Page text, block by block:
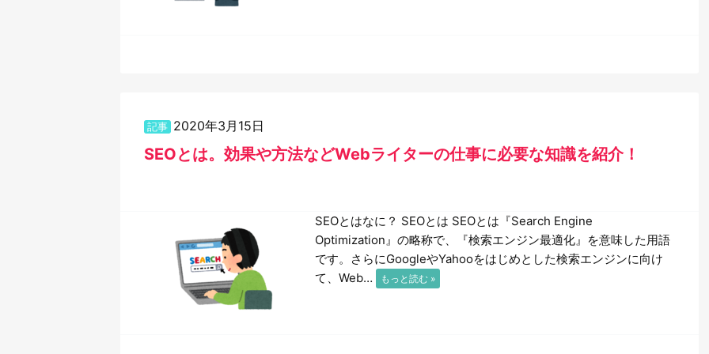
記事 2020年3月15日
SEOとは。効果や方法などWebライターの仕事に必要な知識を紹介！
SEOとはなに？ SEOとは SEOとは『Search Engine
Optimization』の略称で、『検索エンジン最適化』を意味した用語
です。さらにGoogleやYahooをはじめとした検索エンジンに向け
て、Web…
もっと読む »